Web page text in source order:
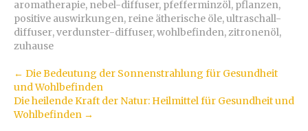
aromatherapie, nebel-diffuser, pfefferminzöl, pflanzen,
positive auswirkungen, reine ätherische öle,ultraschall-
diffuser,verdunster-diffuser,wohlbefinden,zitronenöl,
zuhause
Artikel-
Navigation
← Die Bedeutung der Sonnenstrahlung für Gesundheit
und Wohlbefinden
Die heilende Kraft der Natur: Heilmittel für Gesundheit und
Wohlbefinden →